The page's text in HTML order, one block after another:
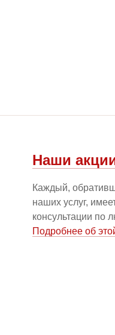
Наши
Каждый,
наших услуг,
консультации по
Подробнее об